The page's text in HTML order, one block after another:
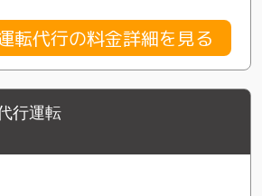
転代行の料金詳細を見る
行運転